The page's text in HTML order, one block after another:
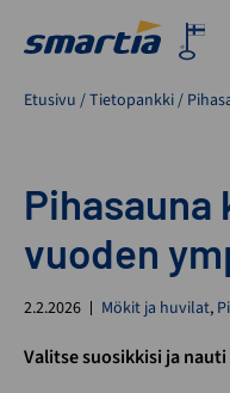
Oy
Etusivu /Tietopankki/
Pihasauna
vuoden
2.2.2026 Mökit ja huvilat,
Valitse suosikkisi ja